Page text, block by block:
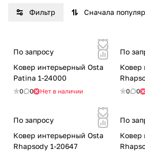
Фильтр Сначала
По запросу
Ковер интерьерный Osta
Patina 1-24000
0 0 Нет в наличии
По
Ковер
0 0
По запросу
Ковер интерьерный Osta
Rhapsody 1-20647
По
Ковер